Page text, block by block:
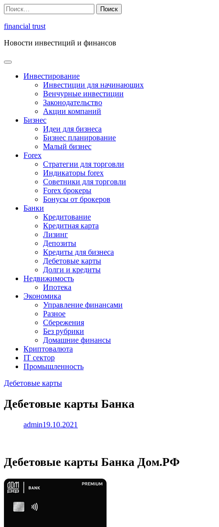
Перейти
к
содержимому
Найти:
financial trust
Новости инвестиций и финансов
Инвестирование
Инвестиции для начинающих
Венчурные инвестиции
Законодательство
Акции компаний
Бизнес
Идеи для бизнеса
Бизнес планирование
Малый бизнес
Forex
Стратегии для торговли
Индикаторы forex
Советники для торговли
Forex брокеры
Бонусы от брокеров
Банки
Кредитование
Кредитная карта
Лизинг
Депозиты
Кредиты для бизнеса
Дебетовые карты
Долги и кредиты
Недвижимость
Ипотека
Экономика
Управление финансами
Разное
Сбережения
Без рубрики
Домашние финансы
Криптовалюта
IT сектор
Промышленность
Дебетовые карты
Дебетовые карты Банка
admin19.10.2021
Дебетовые карты Банка Дом.РФ